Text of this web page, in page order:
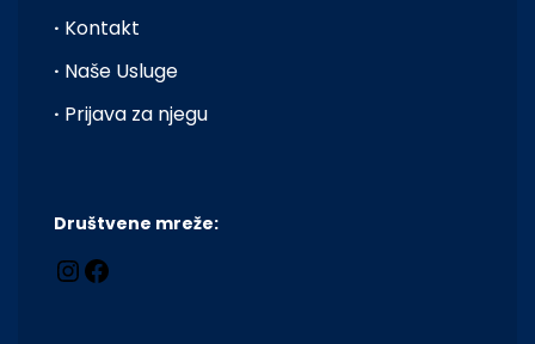
· Kontakt
· Naše Usluge
· Prijava za njegu
Društvene mreže: